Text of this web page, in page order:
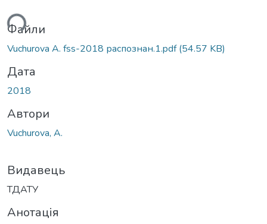
Файли
Vuchurova A. fss-2018 распознан.1.pdf(54.57 KB)
Дата
2018
Автори
Vuchurova, A.
Видавець
ТДАТУ
Анотація